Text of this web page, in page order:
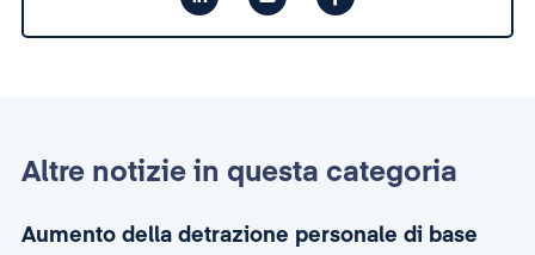
Altre notizie in questa categoria
Aumento della detrazione personale di base